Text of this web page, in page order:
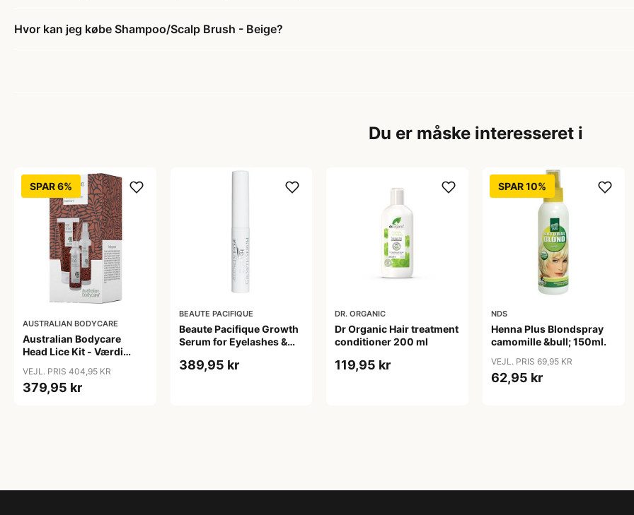
Hvor kan jeg købe Shampoo/Scalp Brush - Beige?
Du er måske interesseret i
SPAR 6%
AUSTRALIAN BODYCARE
Australian Bodycare
Head Lice Kit - Værdi
Rinse Shampoo, Hair
Spray
VEJL. PRIS 404,95 KR
379,95 kr
BEAUTE PACIFIQUE
Beaute Pacifique Growth
Serum for Eyelashes &
389,95 kr
DR. ORGANIC
Dr Organic Hair treatment
conditioner 200 ml
119,95 kr
SPAR 10%
NDS
Henna Plus Blondspray
camomille &bull; 150ml.
VEJL. PRIS 69,95 KR
62,95 kr